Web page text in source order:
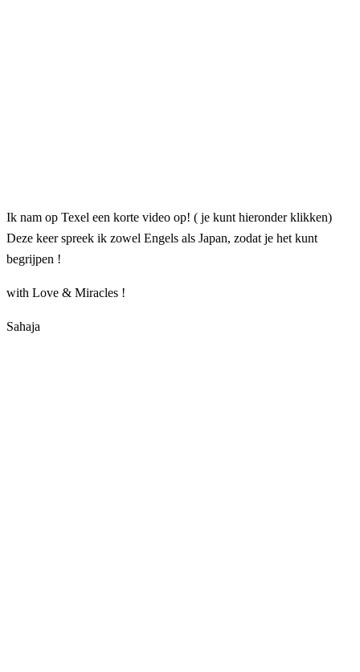
Ik nam op Texel een korte video op! ( je kunt hieronder klikken)
Deze keer spreek ik zowel Engels als Japan, zodat je het kunt
begrijpen !
with Love & Miracles !
Sahaja